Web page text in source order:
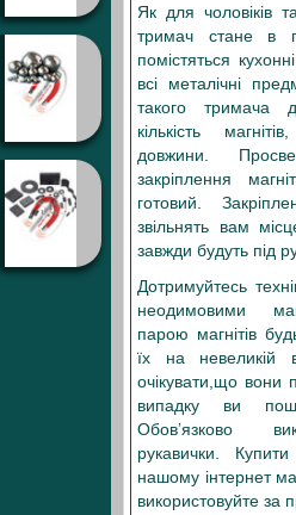
Як для чоловіків
тримач стане в
помістяться
всі металічні
такого тримача
кількість
довжини.
закріплення
готовий.
звільнять вам
завжди будуть під
Дотримуйтесь
неодимовими
парою магнітів
їх на невеликій
очікувати,що вони
випадку ви
Обов’язково
рукавички.
нашому інтернет
використовуйте за